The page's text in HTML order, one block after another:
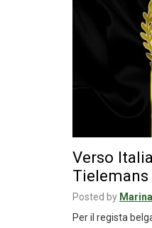
Verso
Posted by
Per il regista